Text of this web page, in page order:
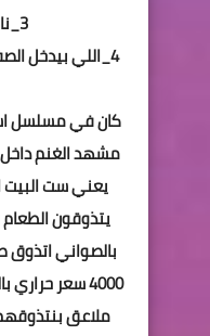
3_ناس شايفين انك ملكش لازمه بيستقل بنا رغم اننا ساعدنا ناس كثيره وانجازات كثيره جدا من مختلف البلدان
4_اللي بيدخل
كان في مسلسل
مشهد الغنم داخل
يعني ست البيت
بالصواني اتذوق
4000 سعر
ملاعق